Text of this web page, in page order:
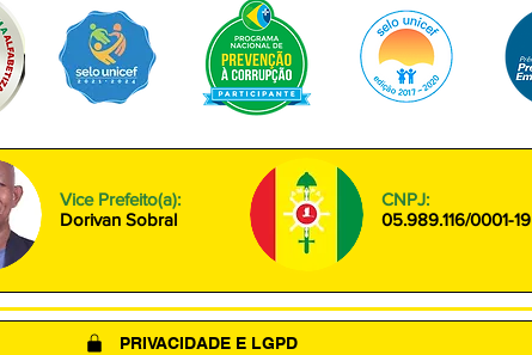
Vice Prefeito(a):
Dorivan Sobral
CNPJ:
05.989.116/0001-19
PRIVACIDADE E LGPD